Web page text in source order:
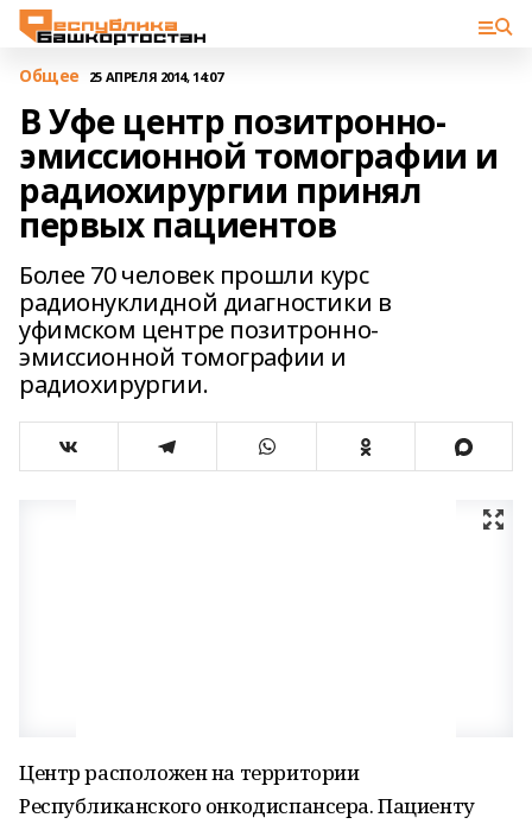
Общее 25 АПРЕЛЯ 2014, 14:07
В Уфе центр позитронно-
эмиссионной томографии и
радиохирургии принял
первых пациентов
Более 70 человек прошли курс
радионуклидной диагностики в
уфимском центре позитронно-
эмиссионной томографии и
радиохирургии.
Центр расположен на территории
Республиканского онкодиспансера. Пациенту